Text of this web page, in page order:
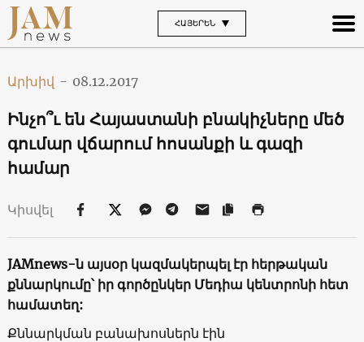
ՀԱՅԵՐԵՆ
Արխիվ - 08.12.2017
Ինչո՞ւ են Հայաստանի բնակիչները մեծ
գումար վճարում հոսանքի և գազի
համար
Կիսվել
JAMnews-ն այսօր կազմակերպել էր հերթական
քննարկումը՝ իր գործընկեր Մեդիա կենտրոնի հետ
համատեղ:
Քննարկման բանախոսներն էին